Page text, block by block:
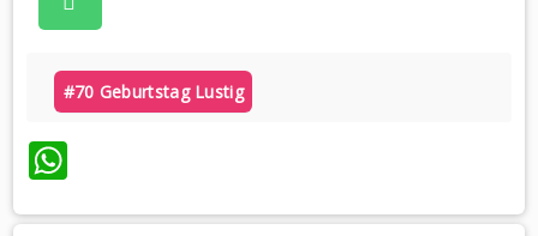
#70 Geburtstag Lustig
WhatsApp